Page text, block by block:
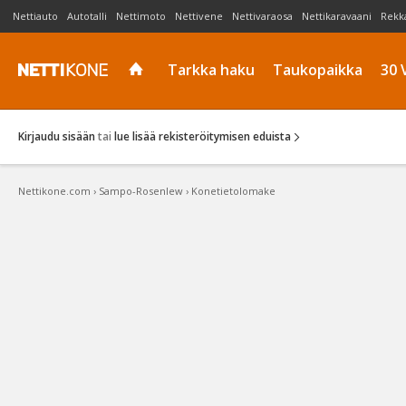
Nettiauto Autotalli Nettimoto Nettivene Nettivaraosa Nettikaravaani
Tarkka haku Taukopaikka 30
Kirjaudu sisään tai lue lisää rekisteröitymisen eduista
Nettikone.com › Sampo-Rosenlew › Konetietolomake